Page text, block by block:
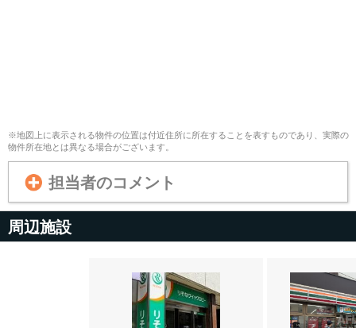
※地図上に表示される物件の位置は付近住所に所在することを表すものであり、実際の
物件所在地とは異なる場合がございます。
担当者のコメント
周辺施設